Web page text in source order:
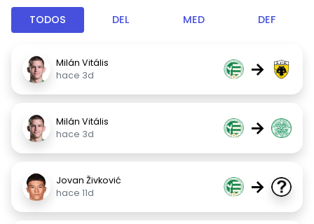
TODOS DEL MED DEF
Milán Vitális
hace 3d
→
Milán Vitális
hace 3d
→
Jovan Živković
hace 11d
→